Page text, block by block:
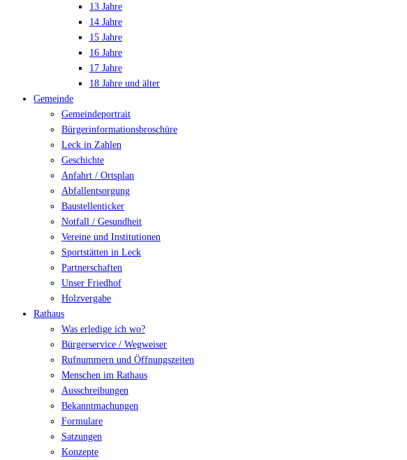
13 Jahre
14 Jahre
15 Jahre
16 Jahre
17 Jahre
18 Jahre und älter
Gemeinde
Gemeindeportrait
Bürgerinformationsbroschüre
Leck in Zahlen
Geschichte
Anfahrt / Ortsplan
Abfallentsorgung
Baustellenticker
Notfall / Gesundheit
Vereine und Institutionen
Sportstätten in Leck
Partnerschaften
Unser Friedhof
Holzvergabe
Rathaus
Was erledige ich wo?
Bürgerservice / Wegweiser
Rufnummern und Öffnungszeiten
Menschen im Rathaus
Ausschreibungen
Bekanntmachungen
Formulare
Satzungen
Konzepte